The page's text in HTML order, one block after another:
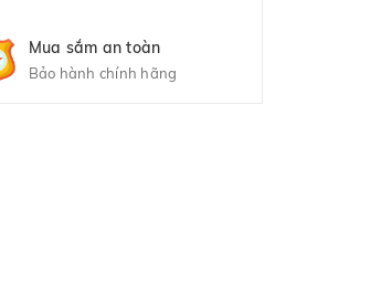
Mua sắm an toàn
Bảo hành chính hãng